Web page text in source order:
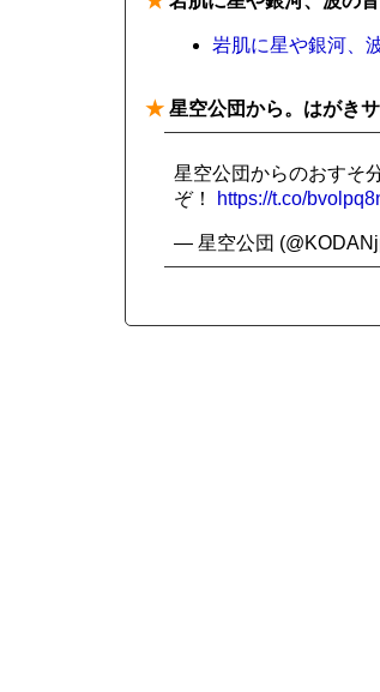
岩肌に星や銀河、
★ 星空公団から。はがき
星空公団からのおすそ
ぞ！
https://t.co/
— 星空公団